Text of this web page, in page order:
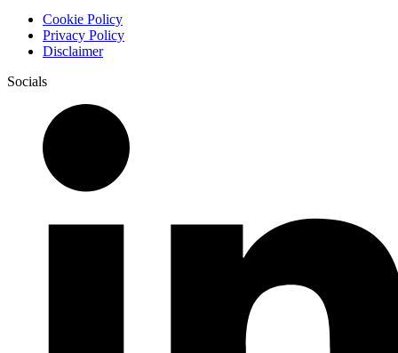
Cookie Policy
Privacy Policy
Disclaimer
Socials